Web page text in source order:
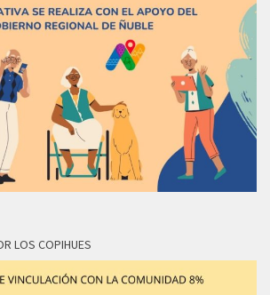
LOS COPIHUES